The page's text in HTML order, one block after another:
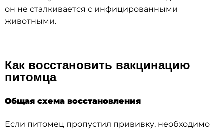
он не сталкивается с инфицированными
животными.
Как восстановить вакцинацию
питомца
Общая схема восстановления
Если питомец пропустил прививку, необходимо